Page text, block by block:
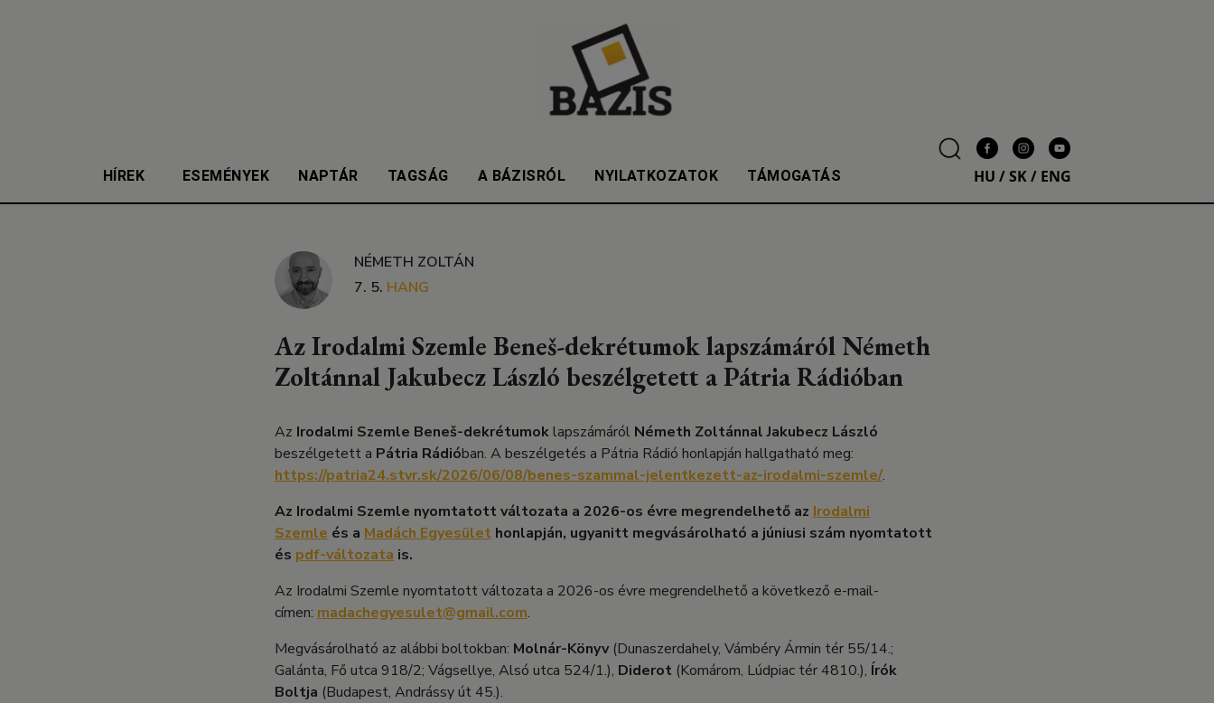
HÍREK ESEMÉNYEK NAPTÁR TAGSÁG A BÁZISRÓL NYILATKOZATOK TÁMOGATÁS HU /SK/ ENG
NÉMETH ZOLTÁN
7. 5. HANG
Az Irodalmi Szemle Beneš-dekrétumok lapszámáról Németh
Zoltánnal Jakubecz László beszélgetett a Pátria Rádióban
Az Irodalmi Szemle Beneš-dekrétumoklapszámáról Németh Zoltánnal Jakubecz László
beszélgetett a Pátria Rádióban. A beszélgetés a Pátria Rádió honlapján hallgatható meg:
https://patria24.stvr.sk/2026/06/08/benes-szammal-jelentkezett-az-irodalmi-szemle/.
Az Irodalmi Szemle nyomtatott változata a 2026-os évre megrendelhető az Irodalmi
Szemle és a Madách Egyesület honlapján, ugyanitt megvásárolható a júniusi szám nyomtatott
és pdf-változata is.
Az Irodalmi Szemle nyomtatott változata a 2026-os évre megrendelhető a következő e-mail-
címen: madachegyesulet@gmail.com.
Megvásárolható az alábbi boltokban: Molnár-Könyv(Dunaszerdahely, Vámbéry Ármin tér 55/14.;
Galánta, Fő utca 918/2; Vágsellye, Alsó utca 524/1.), Diderot (Komárom, Lúdpiac tér 4810.), Írók
Boltja (Budapest, Andrássy út 45.).